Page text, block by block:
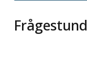
Frågestund